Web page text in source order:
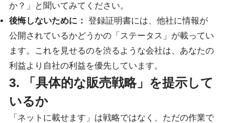
か？」と聞いてみてください。
後悔しないために： 登録証明書には、他社に情報が
公開されているかどうかの「ステータス」が載ってい
ます。これを見せるのを渋るような会社は、あなたの
利益より自社の利益を優先しています。
3. 「具体的な販売戦略」を提示して
いるか
「ネットに載せます」は戦略ではなく、ただの作業で